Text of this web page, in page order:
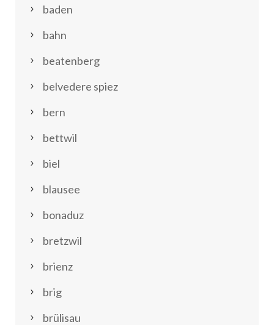
baden
bahn
beatenberg
belvedere spiez
bern
bettwil
biel
blausee
bonaduz
bretzwil
brienz
brig
brülisau